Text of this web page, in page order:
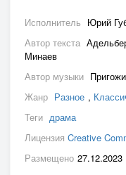
Исполнитель Юрий
Автор текста
Минаев
Автор музыки
Жанр Разное ,
Теги драма
Лицензия Creative
Размещено 27.12.2023